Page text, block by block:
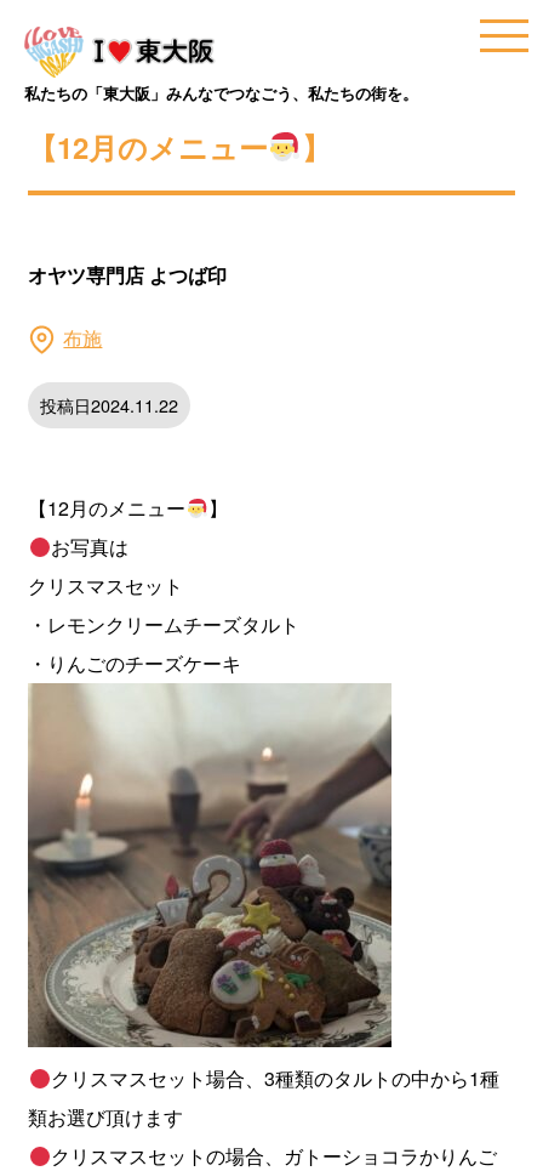
私たちの「東大阪」みんなでつなごう、私たちの街を。
【12月のメニュー 】
オヤツ専門店 よつば印
布施
投稿日2024.11.22
【12月のメニュー
】
お写真は
クリスマスセット
・レモンクリームチーズタルト
・りんごのチーズケーキ
クリスマスセット場合、3種類のタルトの中から1種
類お選び頂けます
クリスマスセットの場合、ガトーショコラかりんご